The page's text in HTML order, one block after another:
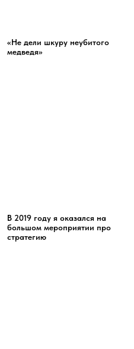
«Не дели шкуру неубитого
медведя»
В 2019 году я оказался на
большом мероприятии про
стратегию